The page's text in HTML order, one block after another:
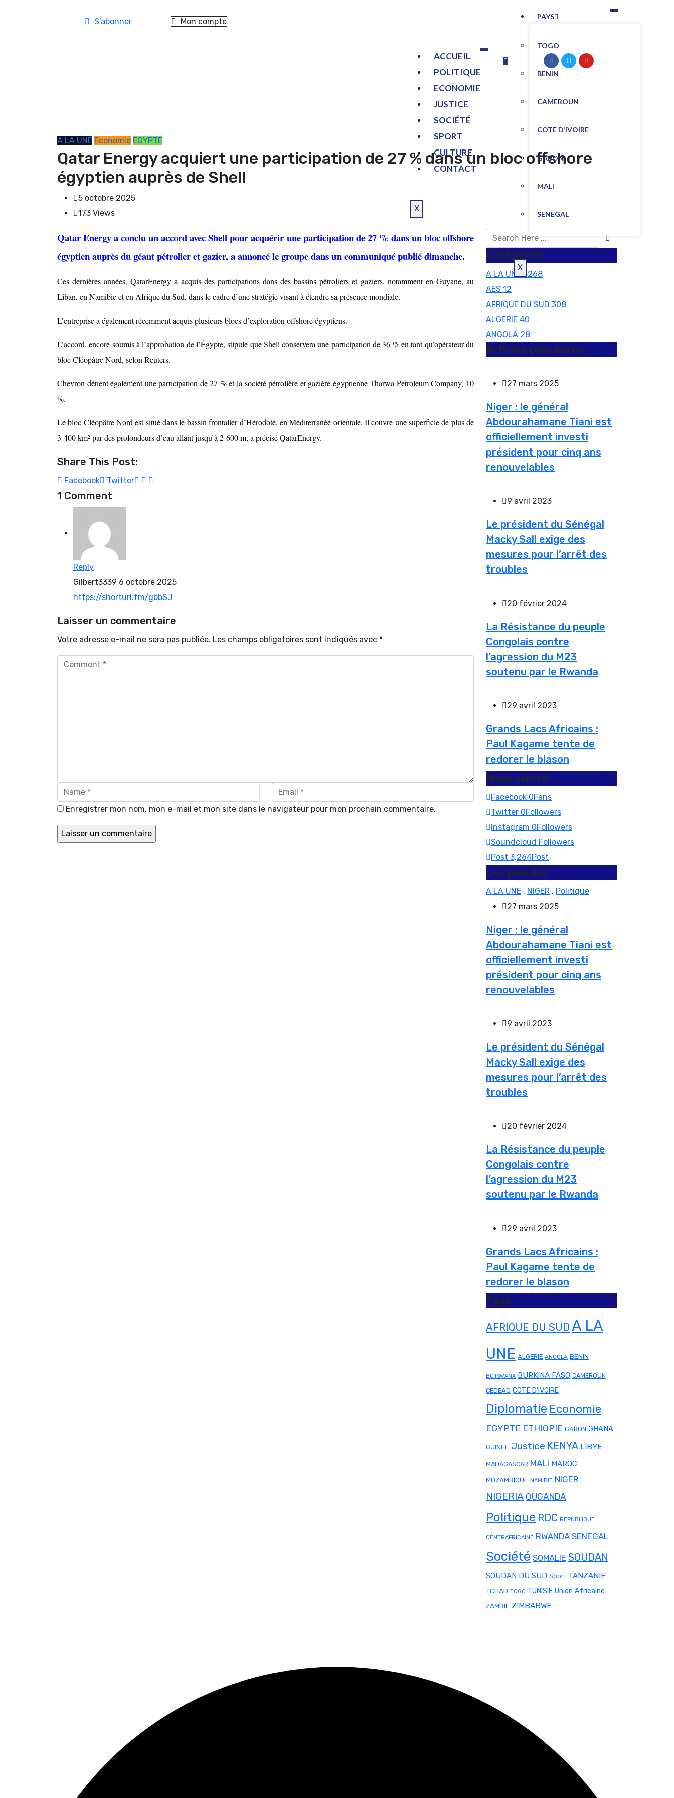
S'abonner Mon compte
PAYS
TOGO
BENIN
CAMEROUN
COTE D’IVOIRE
GABON
MALI
SENEGAL
X
ACCUEIL
POLITIQUE
ECONOMIE
JUSTICE
SOCIÉTÉ
SPORT
CULTURE
CONTACT
X
A LA UNE Economie EGYPTE
Qatar Energy acquiert une participation de 27 % dans un bloc offshore
égyptien auprès de Shell
5 octobre 2025
173 Views
Qatar Energy a conclu un accord avec Shell pour acquérir une participation de 27 % dans un bloc offshore
égyptien auprès du géant pétrolier et gazier, a annoncé le groupe dans un communiqué publié dimanche.
Ces dernières années, QatarEnergy a acquis des participations dans des bassins pétroliers et gaziers, notamment en Guyane, au
Liban, en Namibie et en Afrique du Sud, dans le cadre d’une stratégie visant à étendre sa présence mondiale.
L’entreprise a également récemment acquis plusieurs blocs d’exploration offshore égyptiens.
L’accord, encore soumis à l’approbation de l’Égypte, stipule que Shell conservera une participation de 36 % en tant qu’opérateur du
bloc Cléopâtre Nord, selon Reuters.
Chevron détient également une participation de 27 % et la société pétrolière et gazière égyptienne Tharwa Petroleum Company, 10
%.
Le bloc Cléopâtre Nord est situé dans le bassin frontalier d’Hérodote, en Méditerranée orientale. Il couvre une superficie de plus de
3 400 km² par des profondeurs d’eau allant jusqu’à 2 600 m, a précisé QatarEnergy.
Share This Post:
Facebook Twitter
1 Comment
Reply
Gilbert3339 6 octobre 2025
https://shorturl.fm/gbbSJ
Laisser un commentaire
Votre adresse e-mail ne sera pas publiée. Les champs obligatoires sont indiqués avec *
Enregistrer mon nom, mon e-mail et mon site dans le navigateur pour mon prochain commentaire.
Categories
A LA UNE3268
AES 12
AFRIQUE DU SUD 308
ALGERIE 40
ANGOLA 28
Articles populaires
27 mars 2025
Niger : le général
Abdourahamane Tiani est
officiellement investi
président pour cinq ans
renouvelables
9 avril 2023
Le président du Sénégal
Macky Sall exige des
mesures pour l’arrêt des
troubles
20 février 2024
La Résistance du peuple
Congolais contre
l’agression du M23
soutenu par le Rwanda
29 avril 2023
Grands Lacs Africains :
Paul Kagame tente de
redorer le blason
Nous suivre
Facebook 0Fans
Twitter 0Followers
Instagram 0Followers
Soundcloud Followers
Post 3,264Post
Les plus lus
A LA UNE , NIGER , Politique
27 mars 2025
Niger : le général
Abdourahamane Tiani est
officiellement investi
président pour cinq ans
renouvelables
9 avril 2023
Le président du Sénégal
Macky Sall exige des
mesures pour l’arrêt des
troubles
20 février 2024
La Résistance du peuple
Congolais contre
l’agression du M23
soutenu par le Rwanda
29 avril 2023
Grands Lacs Africains :
Paul Kagame tente de
redorer le blason
Tags
AFRIQUE DU SUD A LA
UNE ALGERIE ANGOLA BENIN
BOTSWANA BURKINA FASO CAMEROUN
CEDEAO COTE D'IVOIRE
Diplomatie Economie
EGYPTE ETHIOPIE GABON GHANA
GUINEE Justice KENYA LIBYE
MADAGASCAR MALI MAROC
MOZAMBIQUE NAMIBIE NIGER
NIGERIA OUGANDA
Politique RDC REPUBLIQUE
CENTRAFRICAINE RWANDA SENEGAL
Société SOMALIE SOUDAN
SOUDAN DU SUD Sport TANZANIE
TCHAD TOGO TUNISIE Union Africaine
ZAMBIE ZIMBABWE